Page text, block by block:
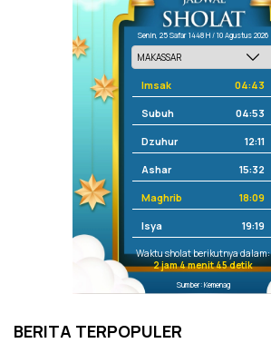
Senin, 25 Safar 1448 H / 10 Agustus 2026
Imsak 04:43
Subuh 04:53
Dzuhur 12:11
Ashar 15:32
Maghrib 18:09
Isya 19:19
Waktu sholat berikutnya dalam:
2 jam 4 menit 44 detik
Sumber: Kemenag
BERITA TERPOPULER